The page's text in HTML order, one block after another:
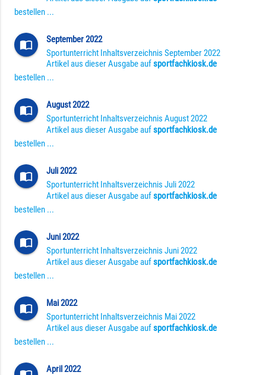
bestellen ...
import_contacts
September 2022
Sportunterricht Inhaltsverzeichnis September 2022
Artikel aus dieser Ausgabe aufsportfachkiosk.de
bestellen ...
import_contacts
August 2022
Sportunterricht Inhaltsverzeichnis August 2022
Artikel aus dieser Ausgabe aufsportfachkiosk.de
bestellen ...
import_contacts
Juli 2022
Sportunterricht Inhaltsverzeichnis Juli 2022
Artikel aus dieser Ausgabe aufsportfachkiosk.de
bestellen ...
import_contacts
Juni 2022
Sportunterricht Inhaltsverzeichnis Juni 2022
Artikel aus dieser Ausgabe aufsportfachkiosk.de
bestellen ...
import_contacts
Mai 2022
Sportunterricht Inhaltsverzeichnis Mai 2022
Artikel aus dieser Ausgabe aufsportfachkiosk.de
bestellen ...
April 2022